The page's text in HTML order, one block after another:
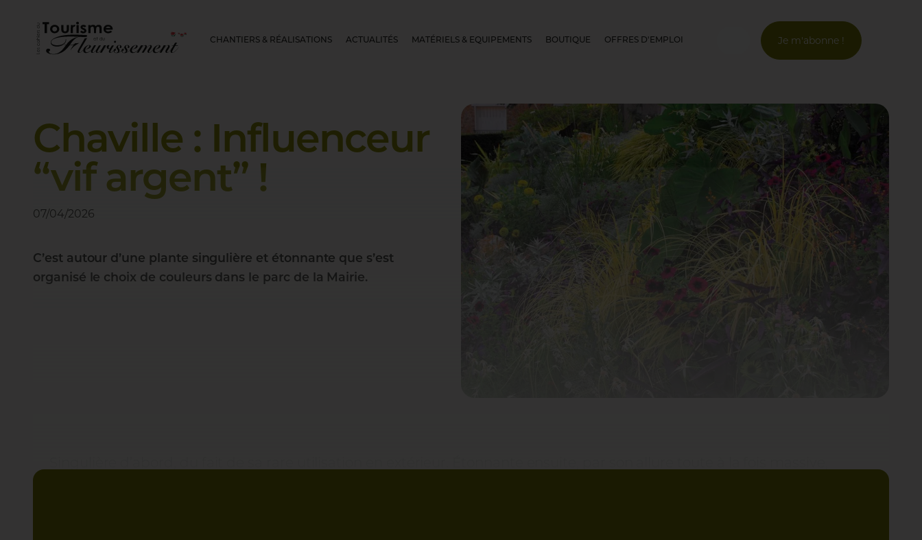
CHANTIERS & RÉALISATIONS ACTUALITÉS MATÉRIELS & EQUIPEMENTS BOUTIQUE OFFRES D'EMPLOI Je m'abonne !
Email *
Mot de passe *
Mot de passe oublié ?
Valider
Inscription
Chaville : Influenceur
“vif argent” !
07/04/2026
C’est autour d’une plante singulière et étonnante que s’est
organisé le choix de couleurs dans le parc de la Mairie.